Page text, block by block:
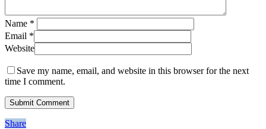
Name *
Email *
Website
Save my name, email, and website in this browser for the next
time I comment.
Share